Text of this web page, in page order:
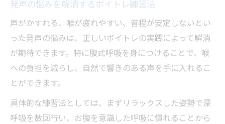
発声の悩みを解消するボイトレ練習法
声がかすれる、喉が疲れやすい、音程が安定しないとい
った発声の悩みは、正しいボイトレの実践によって解消
が期待できます。特に腹式呼吸を身につけることで、喉
への負担を減らし、自然で響きのある声を手に入れるこ
とができます。
具体的な練習法としては、まずリラックスした姿勢で深
呼吸を数回行い、お腹を意識した呼吸に慣れることから